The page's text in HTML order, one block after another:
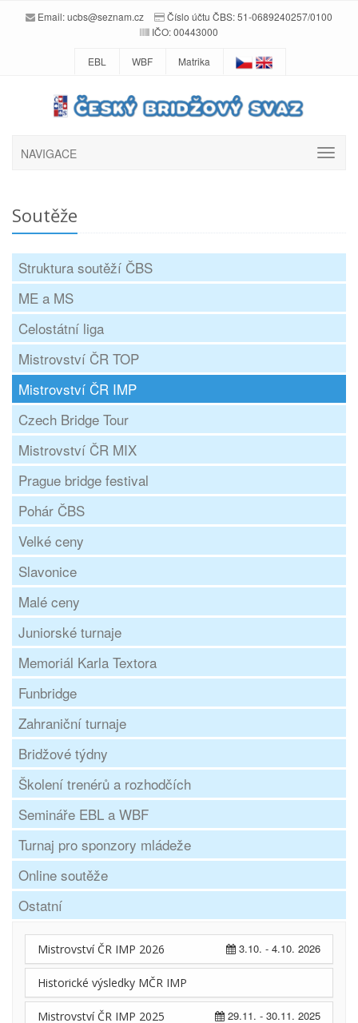
Email:ucbs@seznam.cz
Číslo účtu ČBS: 51-0689240257/0100
IČO: 00443000
EBL WBF Matrika
NAVIGACE
Soutěže
Struktura soutěží ČBS
ME a MS
Celostátní liga
Mistrovství ČR TOP
Mistrovství ČR IMP
Czech Bridge Tour
Mistrovství ČR MIX
Prague bridge festival
Pohár ČBS
Velké ceny
Slavonice
Malé ceny
Juniorské turnaje
Memoriál Karla Textora
Funbridge
Zahraniční turnaje
Bridžové týdny
Školení trenérů a rozhodčích
Semináře EBL a WBF
Turnaj pro sponzory mládeže
Online soutěže
Ostatní
3.10. - 4.10. 2026
Mistrovství ČR IMP 2026
Historické výsledky MČR IMP
29.11. - 30.11. 2025
Mistrovství ČR IMP 2025